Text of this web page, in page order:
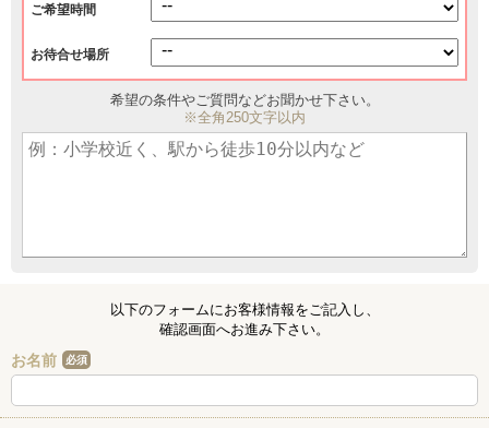
ご希望時間
お待合せ場所
希望の条件やご質問などお聞かせ下さい。
※全角250文字以内
以下のフォームにお客様情報をご記入し、
確認画面へお進み下さい。
お名前 必須